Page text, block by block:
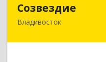
Созвездие
Владивосток
690069,